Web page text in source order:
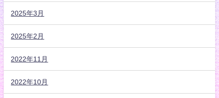
2025年3月
2025年2月
2022年11月
2022年10月